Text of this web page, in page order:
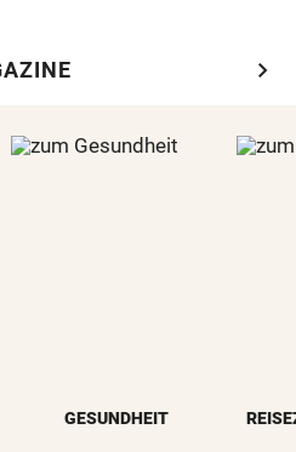
chevron_right
GESUNDHEIT